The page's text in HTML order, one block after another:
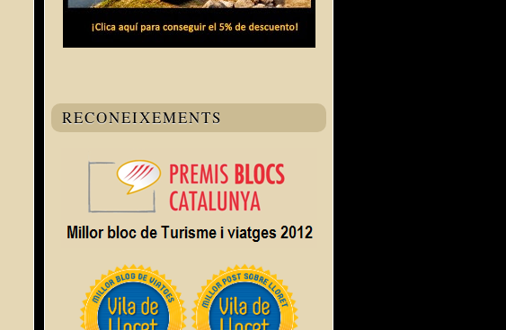
RECONEIXEMENTS